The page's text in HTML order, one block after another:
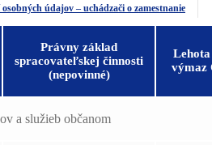
údajov – uchádzači o zamestnanie
Právny základ
spracovateľskej činnosti
(nepovinné)
výmaz
a služieb občanom